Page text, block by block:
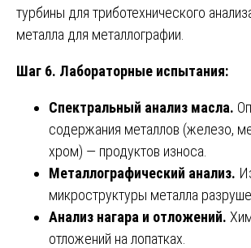
турбины для триботехнического
металла для металлографии.
Шаг 6. Лабораторные испытания:
Спектральный анализ масла.
содержания металлов (железо,
хром) — продуктов износа.
Металлографический анализ.
микроструктуры металла
Анализ нагара и отложений.
отложений на лопатках.